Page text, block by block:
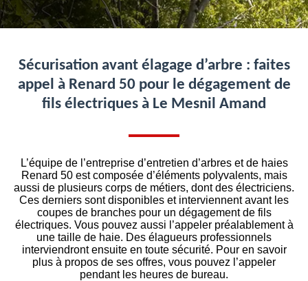
Sécurisation avant élagage d’arbre : faites
appel à Renard 50 pour le dégagement de
fils électriques à Le Mesnil Amand
L’équipe de l’entreprise d’entretien d’arbres et de haies
Renard 50 est composée d’éléments polyvalents, mais
aussi de plusieurs corps de métiers, dont des électriciens.
Ces derniers sont disponibles et interviennent avant les
coupes de branches pour un dégagement de fils
électriques. Vous pouvez aussi l’appeler préalablement à
une taille de haie. Des élagueurs professionnels
interviendront ensuite en toute sécurité. Pour en savoir
plus à propos de ses offres, vous pouvez l’appeler
pendant les heures de bureau.